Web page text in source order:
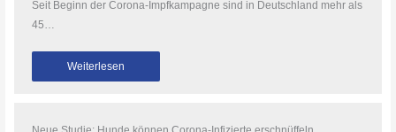
Seit Beginn der Corona-Impfkampagne sind in Deutschland mehr als
45…
Weiterlesen